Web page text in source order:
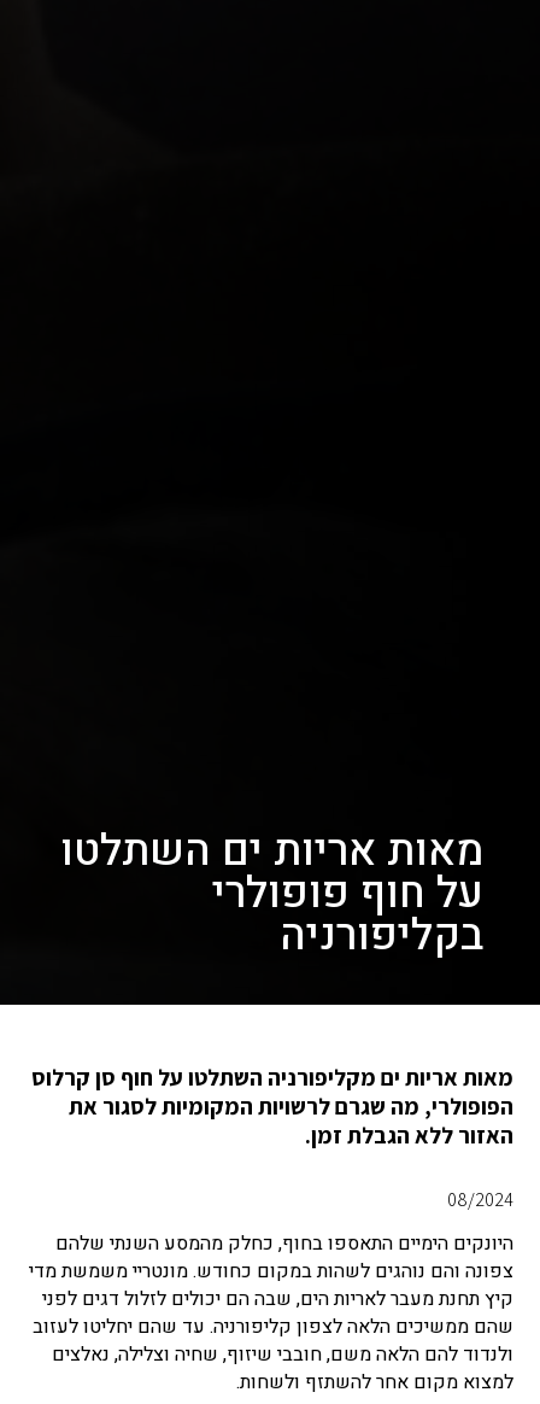
מאות אריות ים השתלטו
על חוף פופולרי
בקליפורניה
מאות אריות ים מקליפורניה השתלטו על חוף סן קרלוס
הפופולרי, מה שגרם לרשויות המקומיות לסגור את
האזור ללא הגבלת זמן.
08/2024
היונקים הימיים התאספו בחוף, כחלק מהמסע השנתי שלהם
צפונה והם נוהגים לשהות במקום כחודש. מונטריי משמשת מדי
קיץ תחנת מעבר לאריות הים, שבה הם יכולים לזלול דגים לפני
שהם ממשיכים הלאה לצפון קליפורניה. עד שהם יחליטו לעזוב
ולנדוד להם הלאה משם, חובבי שיזוף, שחיה וצלילה, נאלצים
למצוא מקום אחר להשתזף ולשחות.